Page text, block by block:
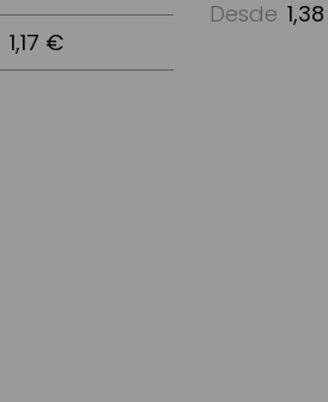
1,17 €
Desde